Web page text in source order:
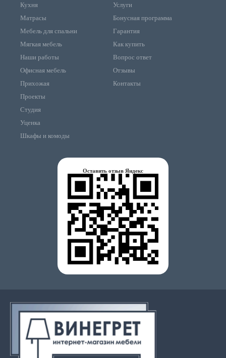
Кухня
Матрасы
Мебель для спальни
Мягкая мебель
Наши работы
Офисная мебель
Прихожая
Проекты
Студия
Уценка
Шкафы и комоды
Услуги
Бонусная программа
Гарантия
Как купить
Вопрос ответ
Отзывы
Контакты
Оставить отзыв Яндекс